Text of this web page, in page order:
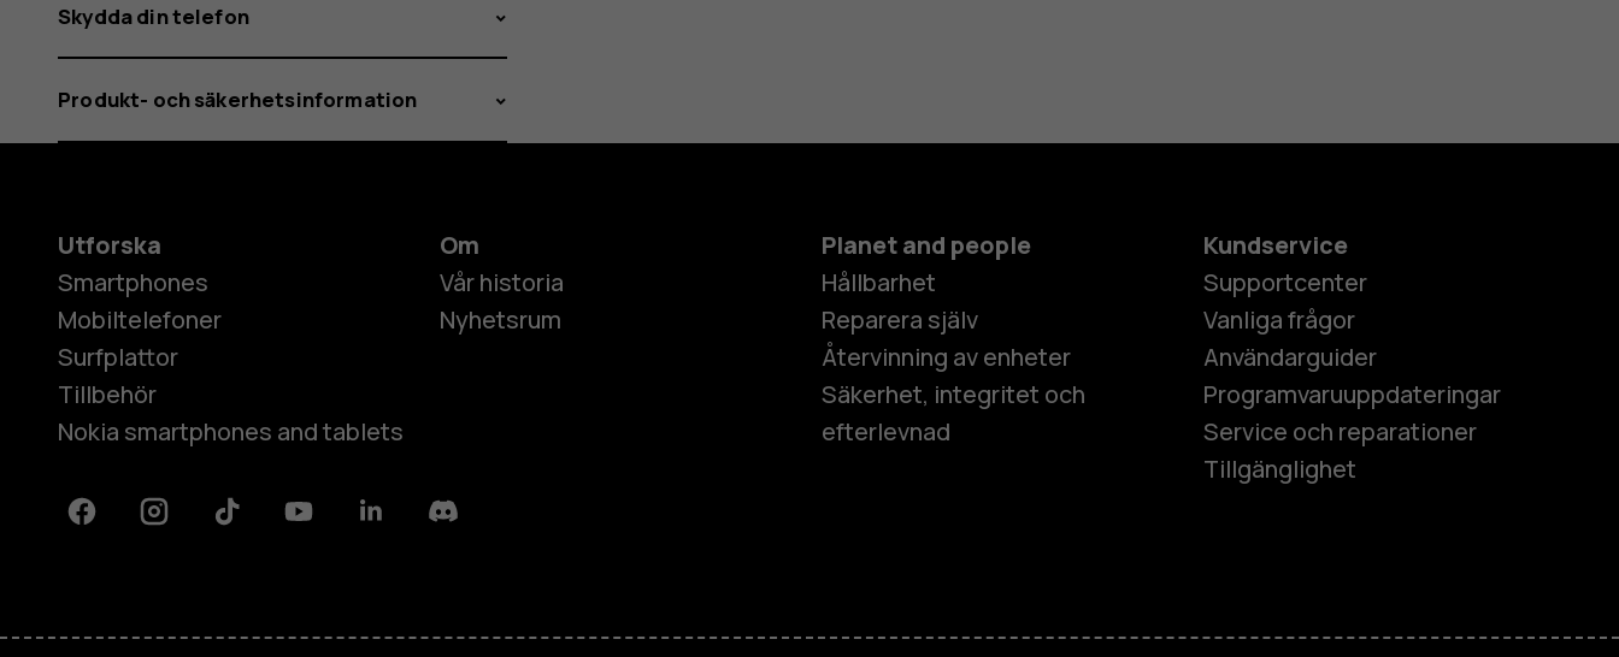
Skydda din telefon
Produkt- och säkerhetsinformation
Utforska
Smartphones
Mobiltelefoner
Surfplattor
Tillbehör
Nokia smartphones and tablets
Om
Vår historia
Nyhetsrum
Planet and people
Hållbarhet
Reparera själv
Återvinning av enheter
Säkerhet, integritet och
efterlevnad
Kundservice
Supportcenter
Vanliga frågor
Användarguider
Programvaruuppdateringar
Service och reparationer
Tillgänglighet
FacebookInstagramTiktok YoutubeLinkedinDiscord